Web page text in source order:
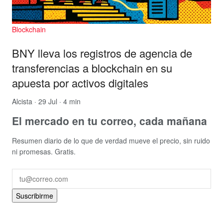
Blockchain
BNY lleva los registros de agencia de
transferencias a blockchain en su
apuesta por activos digitales
Alcista · 29 Jul · 4 min
El mercado en tu correo, cada mañana
Resumen diario de lo que de verdad mueve el precio, sin ruido
ni promesas. Gratis.
Suscribirme